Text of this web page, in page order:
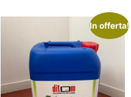
In offerta!